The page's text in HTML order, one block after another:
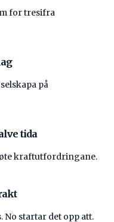
for tresifra
på
tida
kraftutfordringane.
startar det opp att.